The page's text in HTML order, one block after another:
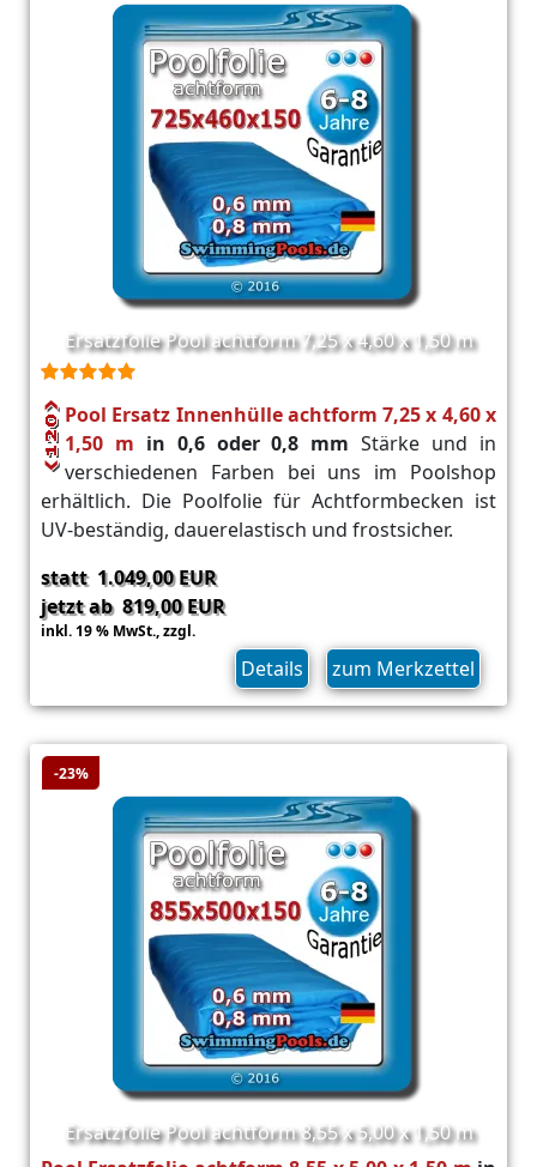
Ersatzfolie Pool achtform 7,25 x 4,60 x 1,50 m
Pool Ersatz Innenhülle achtform 7,25 x 4,60 x
1,50 m in 0,6 oder 0,8 mm Stärke und in
verschiedenen Farben bei uns im Poolshop
erhältlich. Die Poolfolie für Achtformbecken ist
UV-beständig, dauerelastisch und frostsicher.
statt 1.049,00 EUR
jetzt ab 819,00 EUR
inkl. 19 % MwSt.,zzgl.
Details zum Merkzettel
-23%
Ersatzfolie Pool achtform 8,55 x 5,00 x 1,50 m